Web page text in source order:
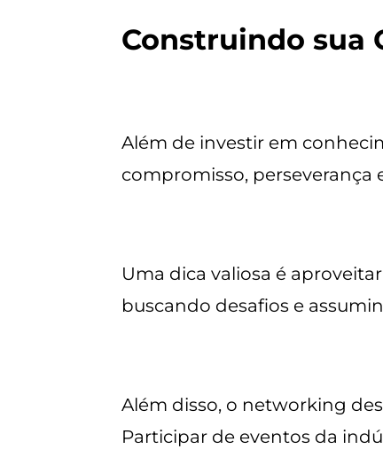
Construindo sua
Além de investir em
compromisso,
Uma dica valiosa é
buscando desafios e
Além disso, o networking
Participar de eventos da